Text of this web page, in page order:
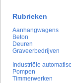
Rubrieken
Aanhangwagens
Beton
Deuren
Graveerbedrijven
Industriële
Pompen
Timmerwerken